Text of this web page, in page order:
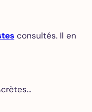
consultés. Il en